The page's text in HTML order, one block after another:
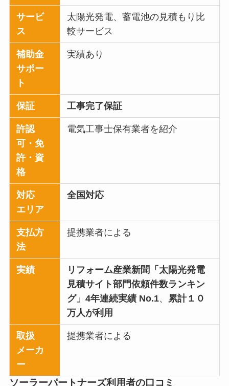
サービ
ス
太陽光発電、蓄電池の見積もり比
較サービス
補助金
サポー
ト
実績あり
保証 工事完了保証
許認
可・免
許・資
格
電気工事士保有業者を紹介
対応
エリア
全国対応
支払方
法
提携業者による
実績
リフォーム産業新聞「太陽光発電
見積サイト部門依頼件数ランキン
グ」4年連続実績 No.1、 累計１０
万人が利用
取扱
メーカ
ー
提携業者による
ソーラーパートナーズ利用者の口コミ